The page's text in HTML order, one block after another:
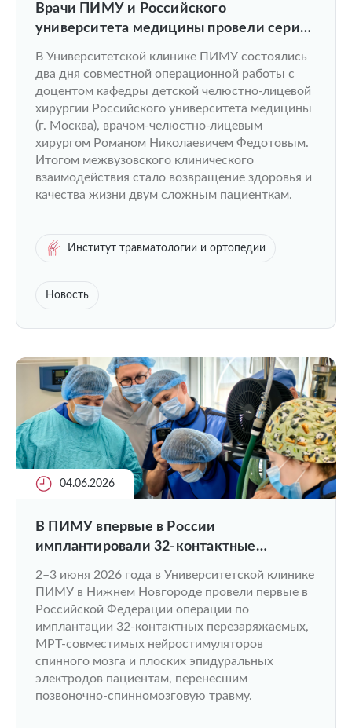
Врачи ПИМУ и Российского
университета медицины провели серию
В Университетской клинике ПИМУ состоялись
два дня совместной операционной работы с
доцентом кафедры детской челюстно-лицевой
хирургии Российского университета медицины
(г. Москва), врачом-челюстно-лицевым
хирургом Романом Николаевичем Федотовым.
Итогом межвузовского клинического
взаимодействия стало возвращение здоровья и
качества жизни двум сложным пациенткам.
Институт травматологии и ортопедии
Новость
04.06.2026
В ПИМУ впервые в России
имплантировали 32-контактные
пациентам с травмами и заболеваниями
спинного мозга
2–3 июня 2026 года в Университетской клинике
ПИМУ в Нижнем Новгороде провели первые в
Российской Федерации операции по
имплантации 32-контактных перезаряжаемых,
МРТ-совместимых нейростимуляторов
спинного мозга и плоских эпидуральных
электродов пациентам, перенесшим
позвоночно-спинномозговую травму.